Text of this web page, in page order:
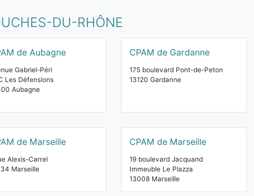
DU-RHÔNE
de Aubagne
Gabriel-Péri
Les Défensions
Aubagne
CPAM de Gardanne
175 boulevard Pont-de-Peton
13120 Gardanne
de Marseille
Alexis-Carrel
Marseille
CPAM de Marseille
19 boulevard Jacquand
Immeuble Le Plazza
13008 Marseille